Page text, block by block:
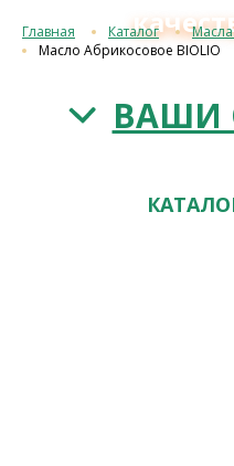
Главная Каталог
Масло Абрикосовое BIOLIO
ВАШИ